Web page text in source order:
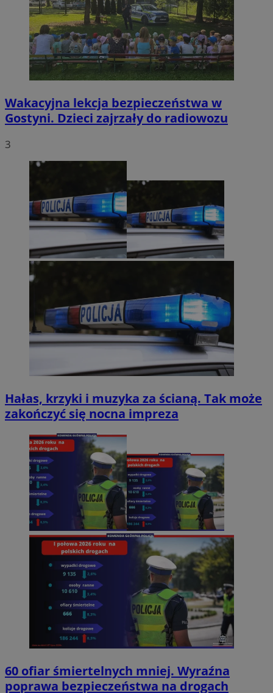
Wakacyjna lekcja bezpieczeństwa w
Gostyni. Dzieci zajrzały do radiowozu
3
Hałas, krzyki i muzyka za ścianą. Tak może
zakończyć się nocna impreza
60 ofiar śmiertelnych mniej. Wyraźna
poprawa bezpieczeństwa na drogach